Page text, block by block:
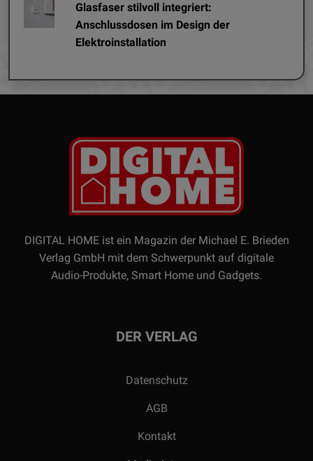
Glasfaser stilvoll integriert:
Anschlussdosen im Design der
Elektroinstallation
DIGITAL HOME ist ein Magazin der Michael E. Brieden
Verlag GmbH mit dem Schwerpunkt auf digitale
Audio-Produkte, Smart Home und Gadgets.
DER VERLAG
Datenschutz
AGB
Kontakt